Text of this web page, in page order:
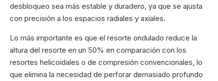
desbloqueo sea más estable y duradero, ya que se ajusta
con precisión a los espacios radiales y axiales.
Lo más importante es que el resorte ondulado reduce la
altura del resorte en un 50% en comparación con los
resortes helicoidales o de compresión convencionales, lo
que elimina la necesidad de perforar demasiado profundo